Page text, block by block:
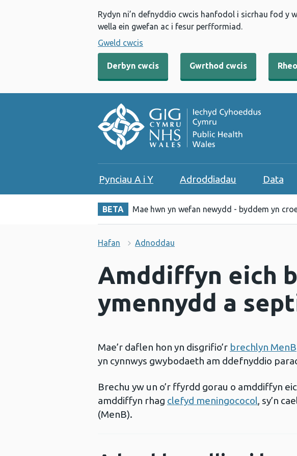
Rydyn ni’n defnyddio cwcis hanfodol i sicrhau fod y
wella ein gwefan ac i fesur perfformiad.
Gweld cwcis
Derbyn cwcis Gwrthod cwcis
Pynciau A i Y Adroddiadau Data
BETA Mae hwn yn wefan newydd - byddem yn
Hafan Adnoddau
Amddiffyn eich
ymennydd a
Mae’r daflen hon yn disgrifio’r brechlyn MenB
yn cynnwys gwybodaeth am ddefnyddio
Brechu yw un o’r ffyrdd gorau o amddiffyn
amddiffyn rhag clefyd meningococol, sy’n
(MenB).